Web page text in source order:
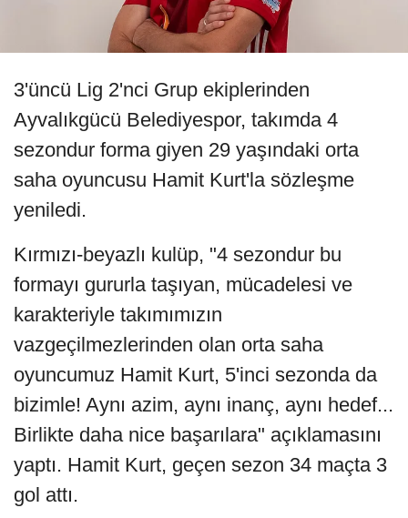
3'üncü Lig 2'nci Grup ekiplerinden
Ayvalıkgücü Belediyespor, takımda 4
sezondur forma giyen 29 yaşındaki orta
saha oyuncusu Hamit Kurt'la sözleşme
yeniledi.
Kırmızı-beyazlı kulüp, "4 sezondur bu
formayı gururla taşıyan, mücadelesi ve
karakteriyle takımımızın
vazgeçilmezlerinden olan orta saha
oyuncumuz Hamit Kurt, 5'inci sezonda da
bizimle! Aynı azim, aynı inanç, aynı hedef...
Birlikte daha nice başarılara" açıklamasını
yaptı. Hamit Kurt, geçen sezon 34 maçta 3
gol attı.